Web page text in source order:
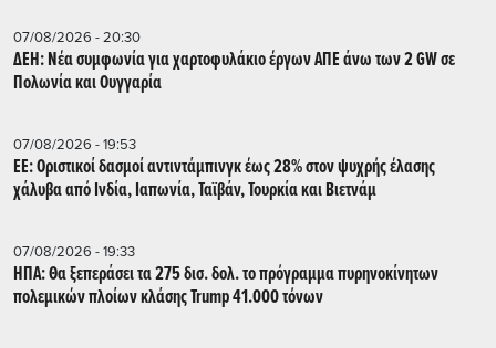
07/08/2026 - 20:30
ΔΕΗ: Νέα συμφωνία για χαρτοφυλάκιο έργων ΑΠΕ άνω των 2 GW σε
Πολωνία και Ουγγαρία
07/08/2026 - 19:53
ΕΕ: Οριστικοί δασμοί αντιντάμπινγκ έως 28% στον ψυχρής έλασης
χάλυβα από Ινδία, Ιαπωνία, Ταϊβάν, Τουρκία και Βιετνάμ
07/08/2026 - 19:33
ΗΠΑ: Θα ξεπεράσει τα 275 δισ. δολ. το πρόγραμμα πυρηνοκίνητων
πολεμικών πλοίων κλάσης Trump 41.000 τόνων